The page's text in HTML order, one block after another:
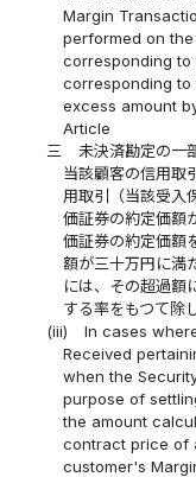
Margin
performed on
corresponding to
corresponding to
excess amount
Article
三
未決済勘定の一
当該顧客の信用取
用取引（当該受入
価証券の約定価額
価証券の約定価額
額が三十万円に満
には、その超過額
する率をもつて除
(iii)
In cases
Received
when the
purpose of
the amount
contract price of
customer's